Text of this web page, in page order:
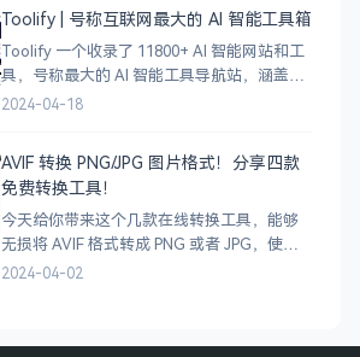
Toolify | 号称互联网最大的 AI 智能工具箱
Toolify 一个收录了 11800+ AI 智能网站和工
具，号称最大的 AI 智能工具导航站，涵盖了
AI 图像、AI 写作、AI 音视频工具、聊天机器
2024-04-18
AVIF 转换 PNG/JPG 图片格式！分享四款
免费转换工具！
今天给你带来这个几款在线转换工具，能够
无损将 AVIF 格式转成 PNG 或者 JPG，使用
很简单，只需将 AVIF 图像拖拽上传即可完成
2024-04-02